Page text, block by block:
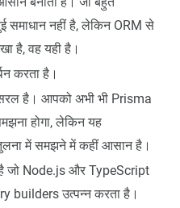
समाधान नहीं है, लेकिन ORM से
है, वह यही है।
करता है।
है। आपको अभी भी Prisma
होगा, लेकिन यह
में समझने में कहीं आसान है।
जो Node.js और TypeScript
builders उत्पन्न करता है।